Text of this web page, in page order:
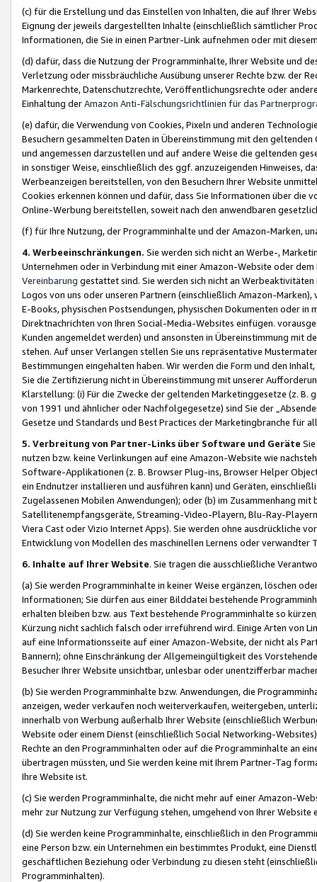
(c) für die Erstellung und das Einstellen von Inhalten, die auf Ihrer
Eignung der jeweils dargestellten Inhalte (einschließlich sämtlicher
Informationen, die Sie in einen Partner-Link aufnehmen oder mit
(d) dafür, dass die Nutzung der Programminhalte, Ihrer Website und
Verletzung oder missbräuchliche Ausübung unserer Rechte bzw. der
Markenrechte, Datenschutzrechte, Veröffentlichungsrechte oder
Einhaltung derAmazon Anti-Fälschungsrichtlinien für das
(e) dafür, die Verwendung von Cookies, Pixeln und anderen
Besuchern gesammelten Daten in Übereinstimmung mit den
und angemessen darzustellen und auf andere Weise die geltenden
in sonstiger Weise, einschließlich des ggf. anzuzeigenden Hinweises,
Werbeanzeigen bereitstellen, von den Besuchern Ihrer Website
Cookies erkennen können und dafür, dass Sie Informationen über die
Online-Werbung bereitstellen, soweit nach den anwendbaren
(f) für Ihre Nutzung, der Programminhalte und der Amazon-Marken,
4. Werbeeinschränkungen. Sie werden sich nicht an Werbe-,
Unternehmen oder in Verbindung mit einer Amazon-Website oder
Vereinbarung gestattet sind. Sie werden sich nicht an
Logos von uns oder unseren Partnern (einschließlich Amazon-
E-Books, physischen Postsendungen, physischen Dokumenten oder in
Direktnachrichten von Ihren Social-Media-Websites einfügen.
Kunden angemeldet werden) und ansonsten in Übereinstimmung mit
stehen. Auf unser Verlangen stellen Sie uns repräsentative
Bestimmungen eingehalten haben. Wir werden die Form und den
Sie die Zertifizierung nicht in Übereinstimmung mit unserer
Klarstellung: (i) Für die Zwecke der geltenden Marketinggesetze (z. B.
von 1991 und ähnlicher oder Nachfolgegesetze) sind Sie der
Gesetze und Standards und Best Practices der Marketingbranche für
5. Verbreitung von Partner-Links über Software und Geräte
nutzen bzw. keine Verlinkungen auf eine Amazon-Website wie
Software-Applikationen (z. B. Browser Plug-ins, Browser Helper
ein Endnutzer installieren und ausführen kann) und Geräten,
Zugelassenen Mobilen Anwendungen); oder (b) im Zusammenhang
Satellitenempfangsgeräte, Streaming-Video-Playern, Blu-Ray-
Viera Cast oder Vizio Internet Apps). Sie werden ohne ausdrückliche
Entwicklung von Modellen des maschinellen Lernens oder
6. Inhalte auf Ihrer Website. Sie tragen die ausschließliche
(a) Sie werden Programminhalte in keiner Weise ergänzen, löschen
Informationen; Sie dürfen aus einer Bilddatei bestehende
erhalten bleiben bzw. aus Text bestehende Programminhalte so
Kürzung nicht sachlich falsch oder irreführend wird. Einige Arten von
auf eine Informationsseite auf einer Amazon-Website, der nicht als
Bannern); ohne Einschränkung der Allgemeingültigkeit des
Besucher Ihrer Website unsichtbar, unlesbar oder unentzifferbar
(b) Sie werden Programminhalte bzw. Anwendungen, die
anzeigen, weder verkaufen noch weiterverkaufen, weitergeben,
innerhalb von Werbung außerhalb Ihrer Website (einschließlich
Website oder einem Dienst (einschließlich Social Networking-
Rechte an den Programminhalten oder auf die Programminhalte an
übertragen müssten, und Sie werden keine mit Ihrem Partner-Tag
Ihre Website ist.
(c) Sie werden Programminhalte, die nicht mehr auf einer Amazon-
mehr zur Nutzung zur Verfügung stehen, umgehend von Ihrer
(d) Sie werden keine Programminhalte, einschließlich in den
eine Person bzw. ein Unternehmen ein bestimmtes Produkt, eine
geschäftlichen Beziehung oder Verbindung zu diesen steht
Programminhalten).